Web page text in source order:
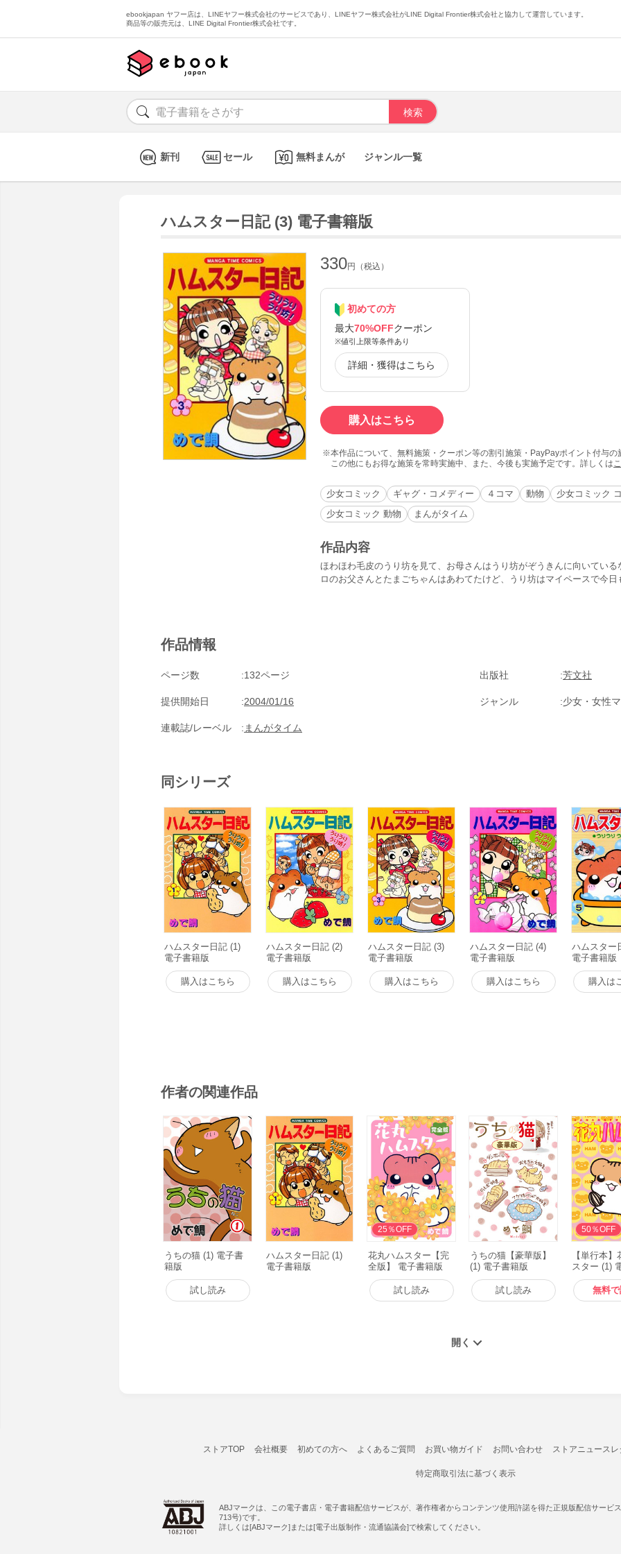
ebookjapan ヤフー店は、LINEヤフー株式会社のサービスであり、LINEヤフー株式会社がLINE Digital Frontier株式会社と協力して運営しています。
商品等の販売元は、LINE Digital Frontier株式会社です。
新刊 セール 無料まんが ジャンル一覧
ハムスター日記 (3) 電子書籍版
330円（税込）
初めての方
最大70%OFFクーポン
※値引上限等条件あり
詳細・獲得はこちら
購入はこちら
本作品について、無料施策・クーポン等の割引施策・PayPayポイント付与
この他にもお得な施策を常時実施中、また、今後も実施予定です。詳しくは
少女コミック ギャグ・コメディー ４コマ 動物
少女コミック
少女コミック 動物
まんがタイム
作品内容
ほわほわ毛皮のうり坊を見て、お母さんはうり坊がぞうきんに向いてい
ロのお父さんとたまごちゃんはあわてたけど、うり坊はマイペースで今
作品情報
ページ数 132ページ 出版社 芳文社
提供開始日 2004/01/16 ジャンル 少女・女性
連載誌/レーベル まんがタイム
同シリーズ
ハムスター日記 (1)
電子書籍版
購入はこちら
ハムスター日記 (2)
電子書籍版
購入はこちら
ハムスター日記 (3)
電子書籍版
購入はこちら
ハムスター日記 (4)
電子書籍版
購入はこちら
ハムスター
電子書籍版
購入は
作者の関連作品
うちの猫 (1) 電子書
籍版
試し読み
ハムスター日記 (1)
電子書籍版
25％OFF
花丸ハムスター【完
全版】 電子書籍版
試し読み
うちの猫【豪華版】
(1) 電子書籍版
試し読み
無料
50％OFF
【単行本
スター (1)
無料
ストアTOP 会社概要 初めての方へ よくあるご質問 お買い物ガイド お問い合わせ ストアニュースレ
特定商取引法に基づく表示
ABJマークは、この電子書店・電子書籍配信サービスが、著作権者からコンテンツ使用許諾を得た正規版配信サービ
713号)です。
詳しくは[ABJマーク]または[電子出版制作・流通協議会]で検索してください。